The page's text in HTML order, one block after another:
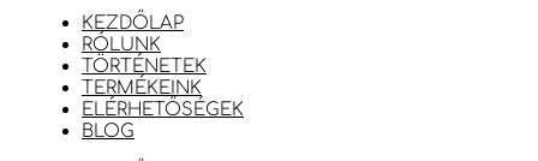
KEZDŐLAP
RÓLUNK
TÖRTÉNETEK
TERMÉKEINK
ELÉRHETŐSÉGEK
BLOG